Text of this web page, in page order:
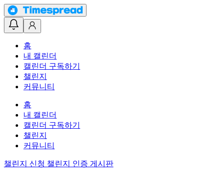
홈
내 캘린더
캘린더 구독하기
챌린지
커뮤니티
홈
내 캘린더
캘린더 구독하기
챌린지
커뮤니티
챌린지 신청 챌린지 인증 게시판